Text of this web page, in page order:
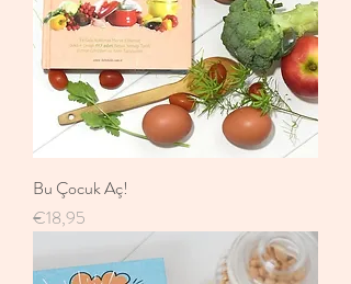
Bu Çocuk Aç!
Fiyat
€18,95